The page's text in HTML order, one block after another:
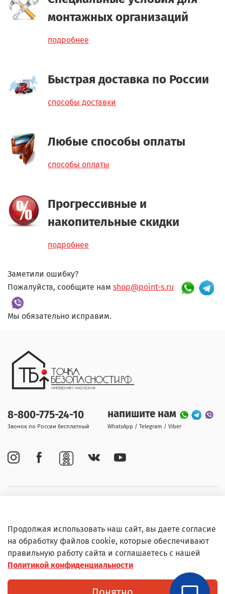
монтажных организаций
подробнее
Быстрая доставка по России
способы доставки
Любые способы оплаты
способы оплаты
Прогрессивные и
накопительные скидки
подробнее
Заметили ошибку?
Пожалуйста, сообщите нам shop@point-s.ru
Мы обязательно исправим.
Информация
8-800-775-24-10
Звонок по России бесплатный
напишите нам
WhatsApp / Telegram / Viber
© Любое использование контента без письменного
Продолжая использовать наш сайт, вы даете согласие
на обработку файлов cookie, которые обеспечивают
правильную работу сайта и соглашаетесь с нашей
Политикой конфиденциальности